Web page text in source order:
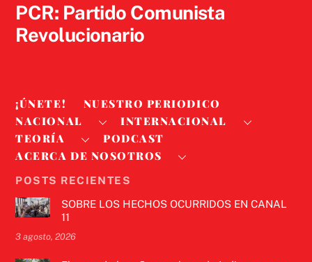
PCR: Partido Comunista
Revolucionario
¡ÚNETE!
NUESTRO PERIODICO
NACIONAL
INTERNACIONAL
TEORÍA
PODCAST
ACERCA DE NOSOTROS
POSTS RECIENTES
SOBRE LOS HECHOS OCURRIDOS EN CANAL
11
3 agosto, 2026